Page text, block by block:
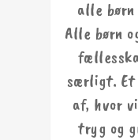
alle
Alle børn
særligt.
af, hvor
tryg og